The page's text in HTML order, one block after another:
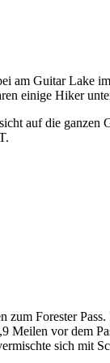
am Guitar Lake
einige Hiker
auf die
zum Forester
vor dem
sich mit